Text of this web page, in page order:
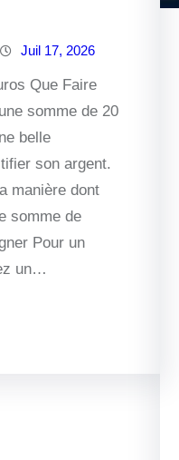
Juil 17, 2026
Que Faire
somme de 20
belle
son argent.
manière dont
somme de
Pour un
un…